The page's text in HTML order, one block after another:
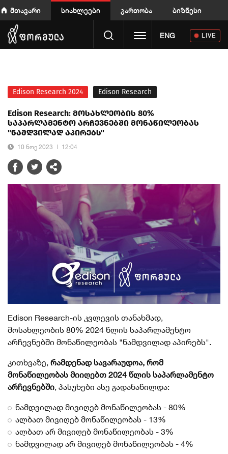
მთავარი სიახლეები გართობა ბიზნესი
Toggle navigation
ENG LIVE
Edison Research 2024 Edison Research
Edison Research: მოსახლეობის 80%
საპარლამენტო არჩევნებში მონაწილეობას
"ნამდვილად აპირებს"
10 ნოე 2023 12:04
Edison Research-ის კვლევის თანახმად,
მოსახლეობის 80% 2024 წლის საპარლამენტო
არჩევნებში მონაწილეობას "ნამდვილად აპირებს".
კითხვაზე, რამდენად სავარაუდოა, რომ
მონაწილეობას მიიღებთ 2024 წლის საპარლამენტო
არჩევნებში, პასუხები ასე გადანაწილდა:
ნამდვილად მივიღებ მონაწილეობას - 80%
ალბათ მივიღებ მონაწილეობას - 13%
ალბათ არ მივიღებ მონაწილეობას - 3%
ნამდვილად არ მივიღებ მონაწილეობას - 4%